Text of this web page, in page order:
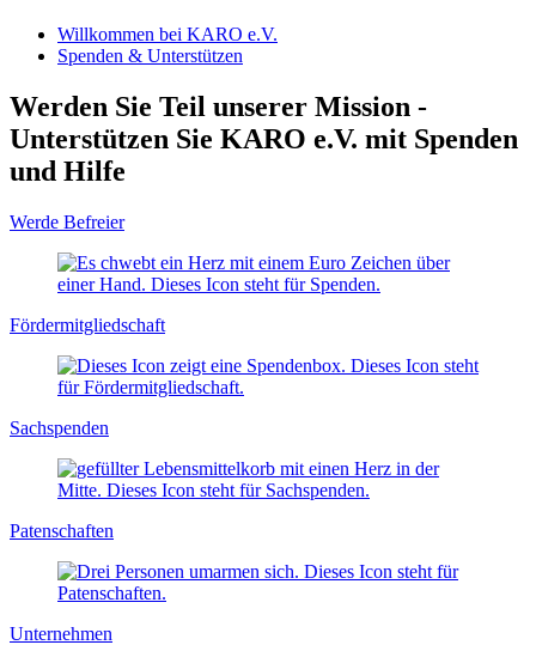
Willkommen bei KARO e.V.
Spenden & Unterstützen
Werden Sie Teil unserer Mission -
Unterstützen Sie KARO e.V. mit Spenden
und Hilfe
Werde Befreier
Fördermitgliedschaft
Sachspenden
Patenschaften
Unternehmen